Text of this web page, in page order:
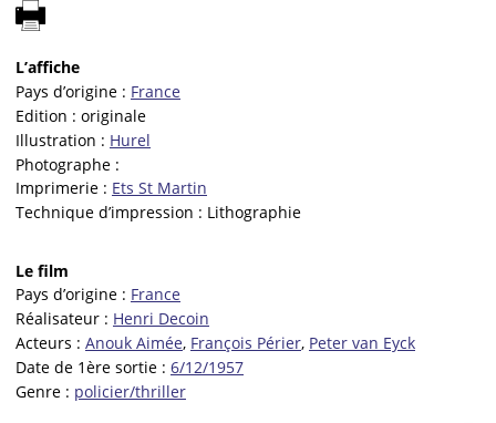
L’affiche
Pays d’origine : France
Edition : originale
Illustration : Hurel
Photographe :
Imprimerie : Ets St Martin
Technique d’impression : Lithographie
Le film
Pays d’origine : France
Réalisateur : Henri Decoin
Acteurs : Anouk Aimée, François Périer, Peter van Eyck
Date de 1ère sortie : 6/12/1957
Genre : policier/thriller